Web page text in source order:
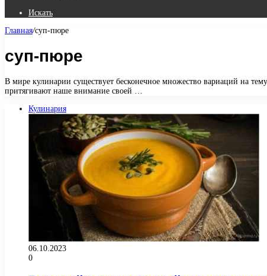
Искать
Главная/суп-пюре
суп-пюре
В мире кулинарии существует бесконечное множество вариаций на
притягивают наше внимание своей …
Кулинария
06.10.2023
0